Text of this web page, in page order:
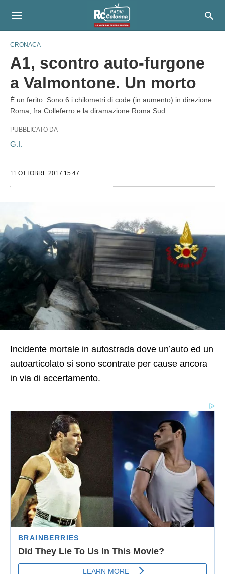
CRONACA
A1, scontro auto-furgone
a Valmontone. Un morto
È un ferito. Sono 6 i chilometri di code (in aumento) in direzione
Roma, fra Colleferro e la diramazione Roma Sud
PUBBLICATO DA
G.I.
11 OTTOBRE 2017 15:47
Incidente mortale in autostrada dove un’auto ed un
autoarticolato si sono scontrate per cause ancora
in via di accertamento.